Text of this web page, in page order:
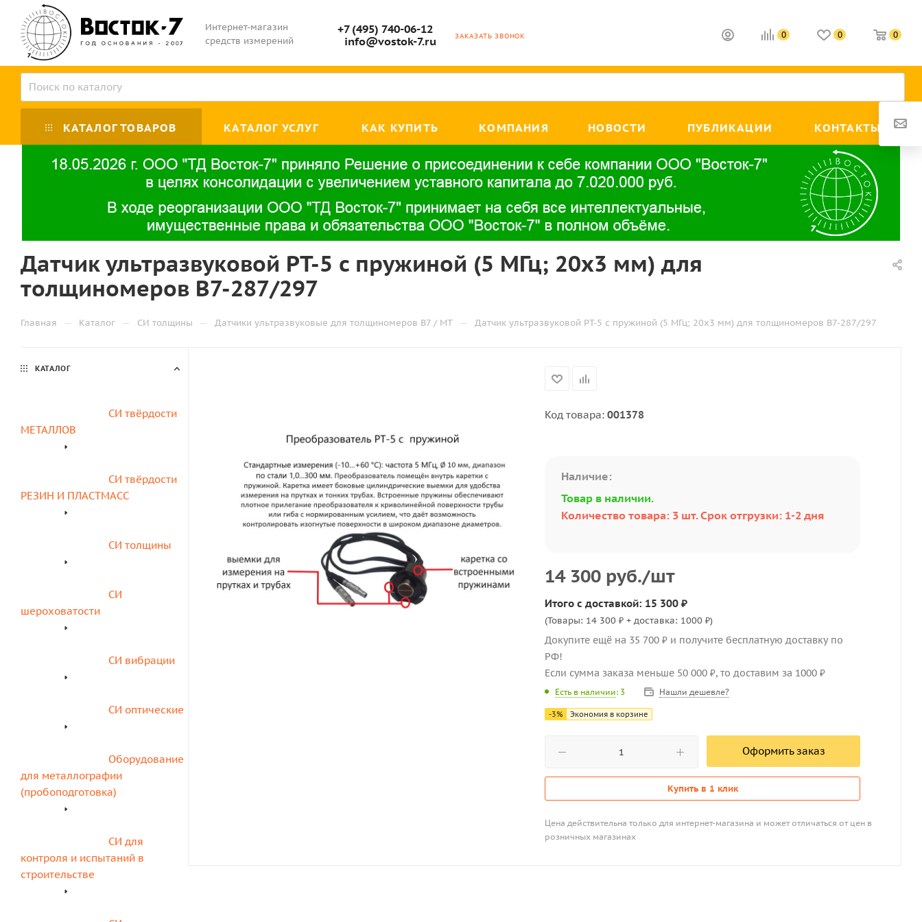
Интернет-магазин
средств измерений
+7 (495) 740-06-12
info@vostok-7.ru
ЗАКАЗАТЬ ЗВОНОК 0 0 0
КАТАЛОГ ТОВАРОВ КАТАЛОГ УСЛУГ КАК КУПИТЬ КОМПАНИЯ НОВОСТИ ПУБЛИКАЦИИ КОНТАКТЫ
Датчик ультразвуковой PT-5 с пружиной (5 МГц; 20х3 мм) для
толщиномеров В7-287/297
Главная — Каталог — СИ толщины — Датчики ультразвуковые для толщиномеров В7 / МТ — Датчик ультразвуковой PT-5 с пружиной (5 МГц; 20х3 мм) для толщиномеров В7-287/297
Код товара: 001378
Наличие:
Товар в наличии.
Количество товара: 3 шт. Срок отгрузки: 1-2 дня
14 300 руб./шт
Итого с доставкой: 15 300 ₽
(Товары: 14 300 ₽ + доставка: 1000 ₽)
Докупите ещё на 35 700 ₽ и получите бесплатную доставку по
РФ!
Если сумма заказа меньше 50 000 ₽, то доставим за 1000 ₽
Есть в наличии: 3 Нашли дешевле?
-3% Экономия в корзине
Оформить заказ
Купить в 1 клик
Цена действительна только для интернет-магазина и может отличаться от цен в
розничных магазинах
КАТАЛОГ
СИ твёрдости
МЕТАЛЛОВ
СИ твёрдости
РЕЗИН И ПЛАСТМАСС
СИ толщины
СИ
шероховатости
СИ вибрации
СИ оптические
Оборудование
для металлографии
(пробоподготовка)
СИ для
контроля и испытаний в
строительстве